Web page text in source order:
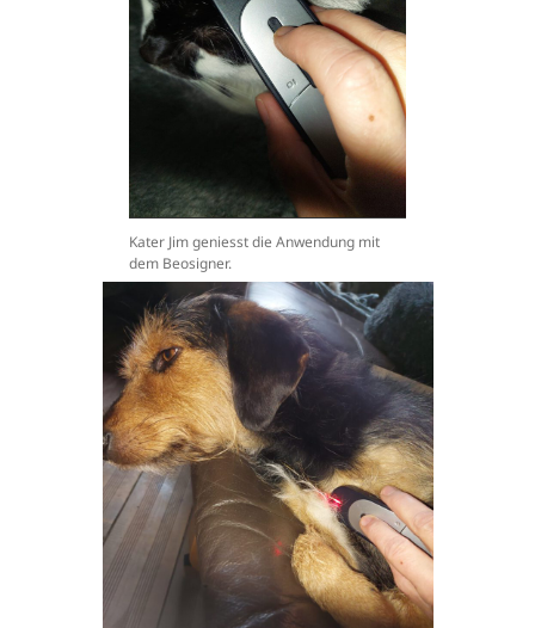
Kater Jim geniesst die Anwendung mit
dem Beosigner.